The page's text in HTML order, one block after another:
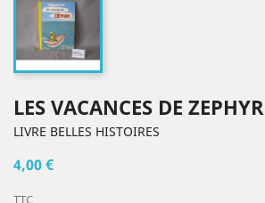
LES VACANCES DE ZEPHYR
LIVRE BELLES HISTOIRES
4,00 €
TTC